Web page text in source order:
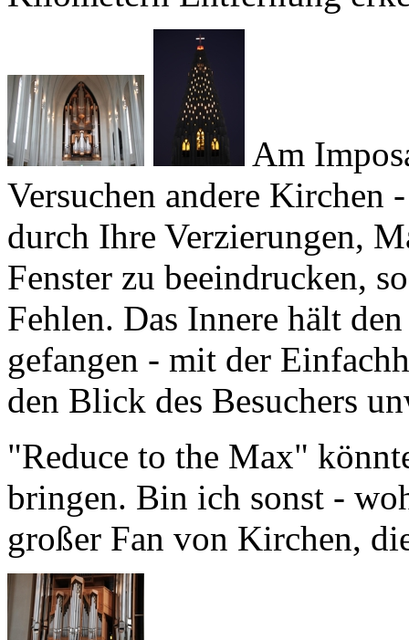
Versuchen andere Kirchen
durch Ihre Verzierungen,
Fenster zu beeindrucken,
Fehlen. Das Innere hält
gefangen - mit der
den Blick des Besuchers
"Reduce to the Max"
bringen. Bin ich sonst -
großer Fan von Kirchen,